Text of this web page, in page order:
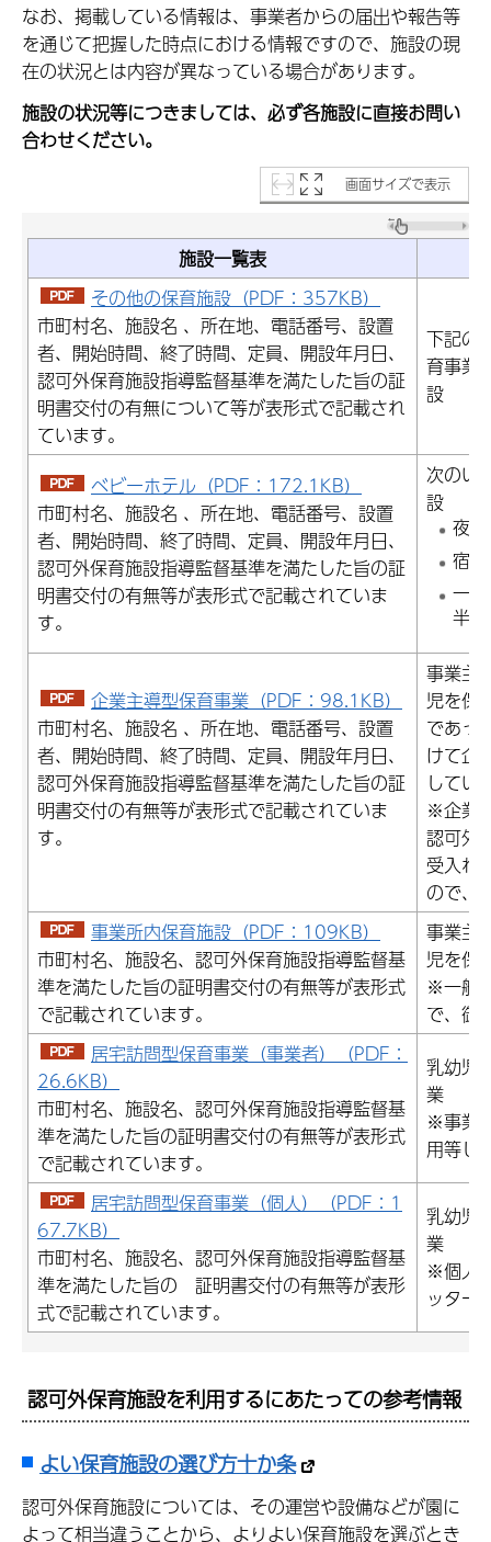
なお、掲載している情報は、事業者からの届出や報告等
を通じて把握した時点における情報ですので、施設の現
在の状況とは内容が異なっている場合があります。
施設の状況等につきましては、必ず各施設に直接お問い
合わせください。
画面サイズで表示
施設一覧表
その他の保育施設（PDF：357KB）
市町村名、施設名 、所在地、電話番号、設置
者、開始時間、終了時間、定員、開設年月日、
認可外保育施設指導監督基準を満たした旨の証
明書交付の有無について等が表形式で記載され
ています。
下記の
育事業
設
ベビーホテル（PDF：172.1KB）
市町村名、施設名 、所在地、電話番号、設置
者、開始時間、終了時間、定員、開設年月日、
認可外保育施設指導監督基準を満たした旨の証
明書交付の有無等が表形式で記載されていま
す。
次のい
設
夜8
宿
一
半
企業主導型保育事業（PDF：98.1KB）
市町村名、施設名 、所在地、電話番号、設置
者、開始時間、終了時間、定員、開設年月日、
認可外保育施設指導監督基準を満たした旨の証
明書交付の有無等が表形式で記載されていま
す。
事業主
児を保
であっ
けて企
してい
※企業
認可外
受入れ
ので、
事業所内保育施設（PDF：109KB）
市町村名、施設名、認可外保育施設指導監督基
準を満たした旨の証明書交付の有無等が表形式
で記載されています。
事業主
児を保
※一般
で、御
居宅訪問型保育事業（事業者）（PDF：
26.6KB）
市町村名、施設名、認可外保育施設指導監督基
準を満たした旨の証明書交付の有無等が表形式
で記載されています。
乳幼児
業
※事業
用等し
居宅訪問型保育事業（個人）（PDF：1
67.7KB）
市町村名、施設名、認可外保育施設指導監督基
準を満たした旨の
証明書交付の有無等が表形
式で記載されています。
乳幼児
業
※個人
ッター
認可外保育施設を利用するにあたっての参考情報
よい保育施設の選び方十か条
認可外保育施設については、その運営や設備などが園に
よって相当違うことから、よりよい保育施設を選ぶとき